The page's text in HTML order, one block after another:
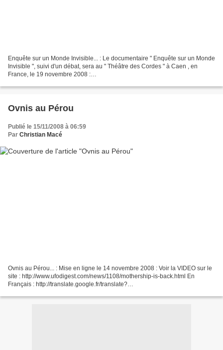
Enquête sur un Monde Invisible... : Le documentaire " Enquête sur un Monde
Invisible ", suivi d'un débat, sera au " Théâtre des Cordes " à Caen , en
France, le 19 novembre 2008 :
enquete_sur_un_monde_invisible-166.html...
Ovnis au Pérou
Publié le 15/11/2008 à 06:59
Par Christian Macé
Ovnis au Pérou... : Mise en ligne le 14 novembre 2008 : Voir la VIDEO sur le
site : http://www.ufodigest.com/news/1108/mothership-is-back.html En
Français : http://translate.google.fr/translate?